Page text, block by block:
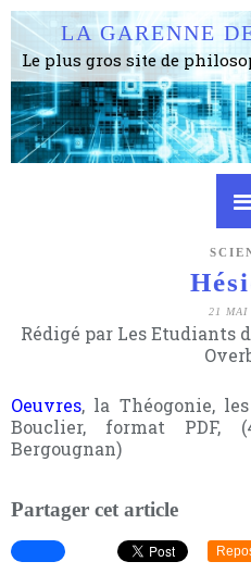
LA GARENNE
21 MAI
Rédigé par Les Etudiants
Oeuvres, la Théogonie,
Bouclier, format PDF,
Bergougnan)
Partager cet article